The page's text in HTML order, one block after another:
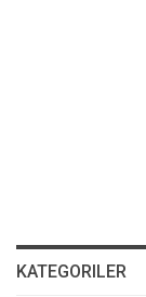
KATEGORILER